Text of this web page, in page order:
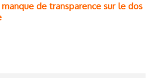
de transparence sur le dos